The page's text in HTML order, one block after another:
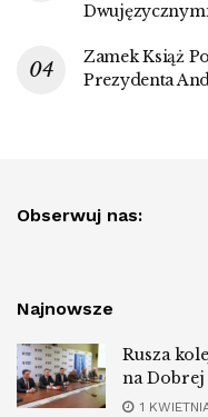
Zamek Książ
Prezydenta
Obserwuj nas:
Najnowsze
Rusza
na Dobrej
1